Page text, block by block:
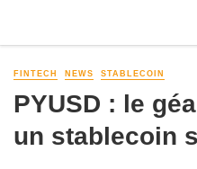
FINTECH NEWS STABLECOIN
PYUSD : le
un stablecoin